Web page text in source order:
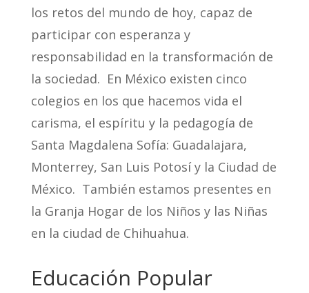
los retos del mundo de hoy, capaz de
participar con esperanza y
responsabilidad en la transformación de
la sociedad. En México existen cinco
colegios en los que hacemos vida el
carisma, el espíritu y la pedagogía de
Santa Magdalena Sofía: Guadalajara,
Monterrey, San Luis Potosí y la Ciudad de
México. También estamos presentes en
la Granja Hogar de los Niños y las Niñas
en la ciudad de Chihuahua.
Educación Popular